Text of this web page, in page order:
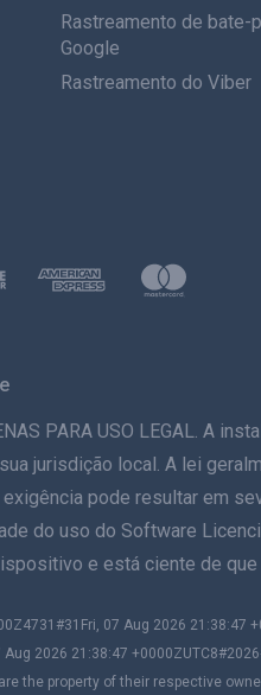
Rastreamento de bate-
Google
Rastreamento do Viber
PARA USO LEGAL. A
jurisdição local. A lei
pode resultar em
do uso do Software
e está ciente de
07 Aug 2026 21:38:47
2026 21:38:47
the property of their respective